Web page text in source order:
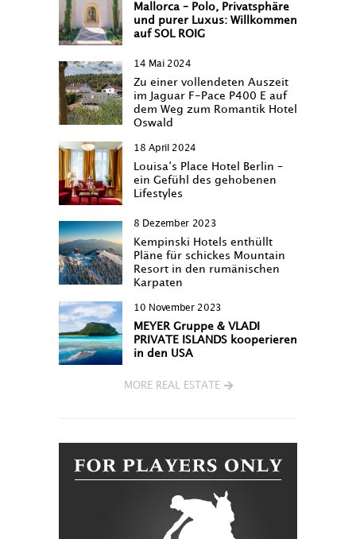
Mallorca – Polo, Privatsphäre
und purer Luxus: Willkommen
auf SOL ROIG
14 Mai 2024
Zu einer vollendeten Auszeit
im Jaguar F-Pace P400 E auf
dem Weg zum Romantik Hotel
Oswald
18 April 2024
Louisa‘s Place Hotel Berlin –
ein Gefühl des gehobenen
Lifestyles
8 Dezember 2023
Kempinski Hotels enthüllt
Pläne für schickes Mountain
Resort in den rumänischen
Karpaten
10 November 2023
MEYER Gruppe & VLADI
PRIVATE ISLANDS kooperieren
in den USA
MORE REAL ESTATE